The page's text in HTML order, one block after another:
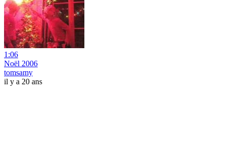
1:06
Noël 2006
tomsamy
il y a 20 ans